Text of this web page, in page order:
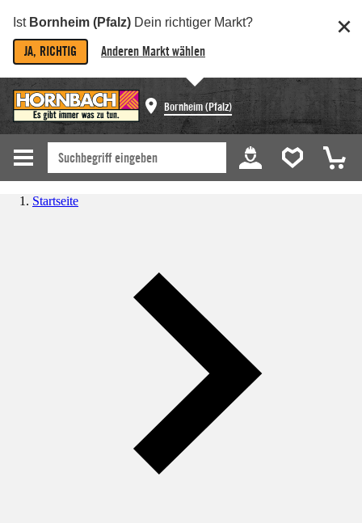
Ist Bornheim (Pfalz) Dein richtiger Markt?
JA, RICHTIG Anderen Markt wählen
Bornheim (Pfalz)
Startseite